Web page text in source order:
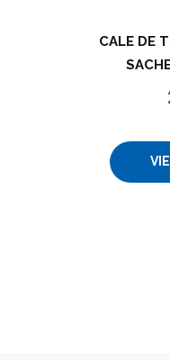
CALE DE